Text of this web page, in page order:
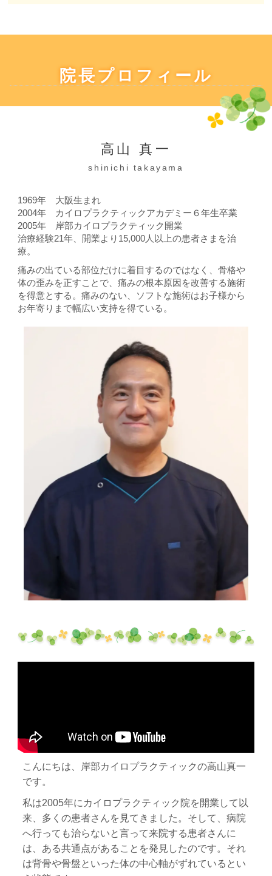
院長プロフィール
高山 真一
shinichi takayama
1969年 大阪生まれ
2004年 カイロプラクティックアカデミー６年生卒業
2005年 岸部カイロプラクティック開業
治療経験21年、開業より15,000人以上の患者さまを治
療。
痛みの出ている部位だけに着目するのではなく、骨格や
体の歪みを正すことで、痛みの根本原因を改善する施術
を得意とする。痛みのない、ソフトな施術はお子様から
お年寄りまで幅広い支持を得ている。
こんにちは、岸部カイロプラクティックの高山真一
です。
私は2005年にカイロプラクティック院を開業して以
来、多くの患者さんを見てきました。そして、病院
へ行っても治らないと言って来院する患者さんに
は、ある共通点があることを発見したのです。それ
は背骨や骨盤といった体の中心軸がずれているとい